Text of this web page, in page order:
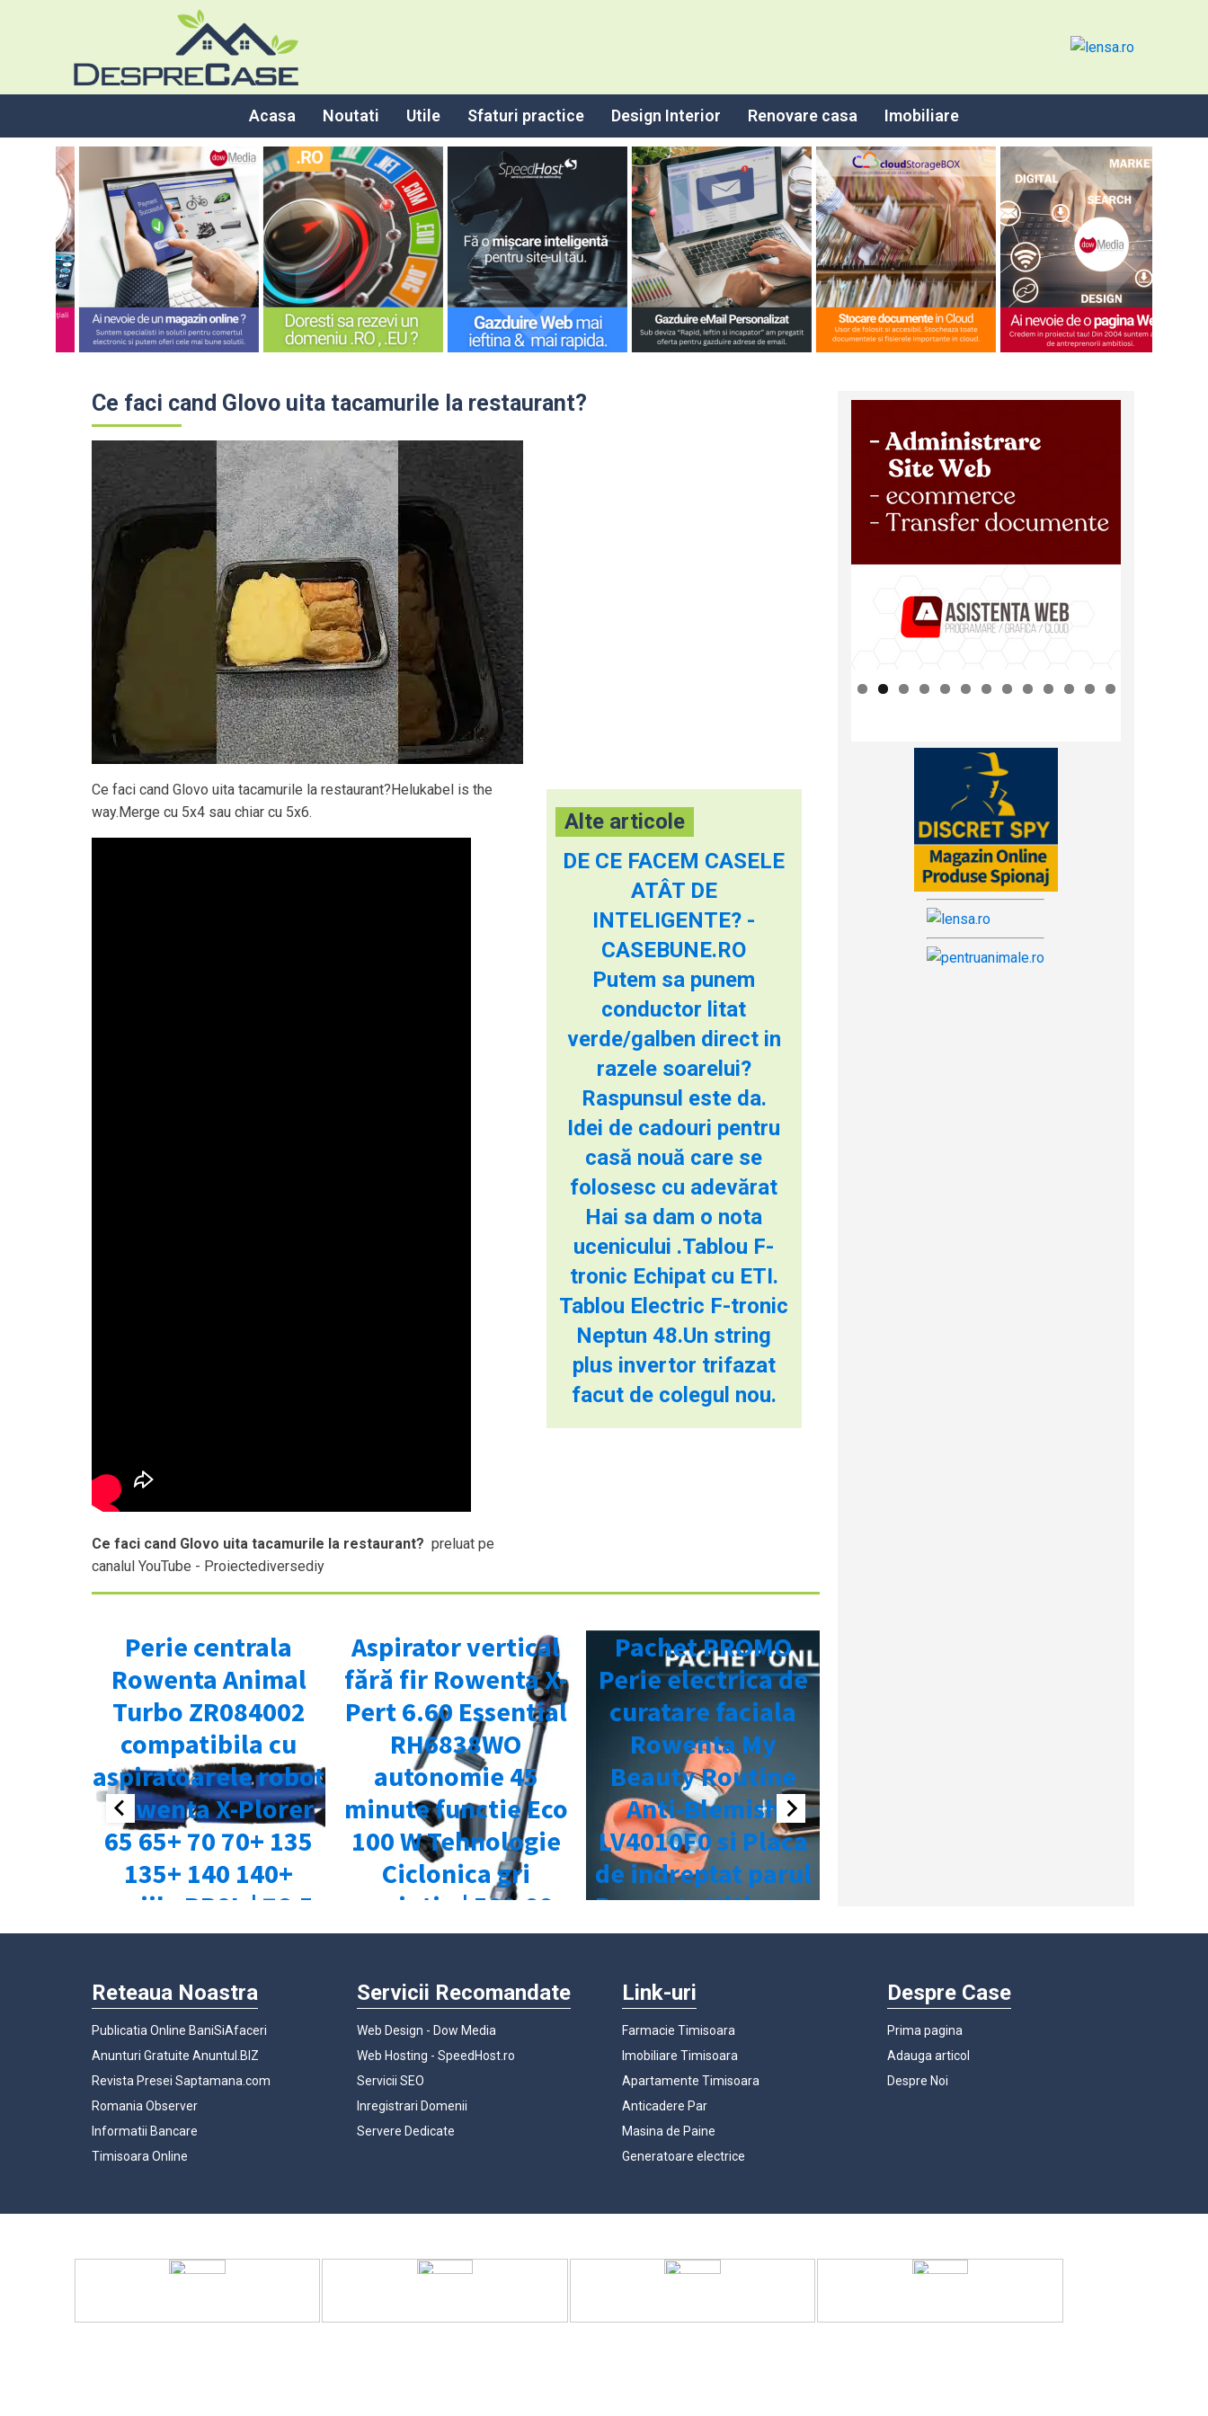
Acasa Noutati Utile Sfaturi practice Design Interior Renovare casa Imobiliare
Ce faci cand Glovo uita tacamurile la restaurant?
Ce faci cand Glovo uita tacamurile la restaurant?Helukabel is the
way.Merge cu 5x4 sau chiar cu 5x6.
Ce faci cand Glovo uita tacamurile la restaurant? preluat pe
canalul YouTube - Proiectediversediy
Alte articole
DE CE FACEM CASELE
ATÂT DE
INTELIGENTE? -
CASEBUNE.RO
Putem sa punem
conductor litat
verde/galben direct in
razele soarelui?
Raspunsul este da.
Idei de cadouri pentru
casă nouă care se
folosesc cu adevărat
Hai sa dam o nota
ucenicului .Tablou F-
tronic Echipat cu ETI.
Tablou Electric F-tronic
Neptun 48.Un string
plus invertor trifazat
facut de colegul nou.
Reteaua Noastra
Publicatia Online BaniSiAfaceri
Anunturi Gratuite Anuntul.BIZ
Revista Presei Saptamana.com
Romania Observer
Informatii Bancare
Timisoara Online
Servicii Recomandate
Web Design - Dow Media
Web Hosting - SpeedHost.ro
Servicii SEO
Inregistrari Domenii
Servere Dedicate
Link-uri
Farmacie Timisoara
Imobiliare Timisoara
Apartamente Timisoara
Anticadere Par
Masina de Paine
Generatoare electrice
Despre Case
Prima pagina
Adauga articol
Despre Noi